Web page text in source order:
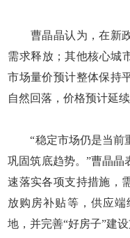
曹晶晶认为，在新政
需求释放；其他核心城
市场量价预计整体保持
自然回落，价格预计延
“稳定市场仍是当前
巩固筑底趋势。”曹晶晶
速落实各项支持措施，
放购房补贴等，供应
地，并完善“好房子”建